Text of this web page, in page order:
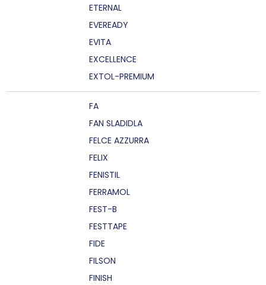
ETERNAL
EVEREADY
EVITA
EXCELLENCE
EXTOL-PREMIUM
FA
FAN SLADIDLA
FELCE AZZURRA
FELIX
FENISTIL
FERRAMOL
FEST-B
FESTTAPE
FIDE
FILSON
FINISH